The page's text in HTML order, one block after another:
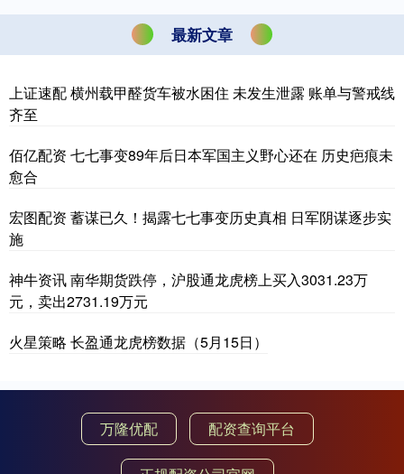
最新文章
上证速配 横州载甲醛货车被水困住 未发生泄露 账单与警戒线
齐至
佰亿配资 七七事变89年后日本军国主义野心还在 历史疤痕未
愈合
宏图配资 蓄谋已久！揭露七七事变历史真相 日军阴谋逐步实
施
神牛资讯 南华期货跌停，沪股通龙虎榜上买入3031.23万
元，卖出2731.19万元
火星策略 长盈通龙虎榜数据（5月15日）
万隆优配 配资查询平台